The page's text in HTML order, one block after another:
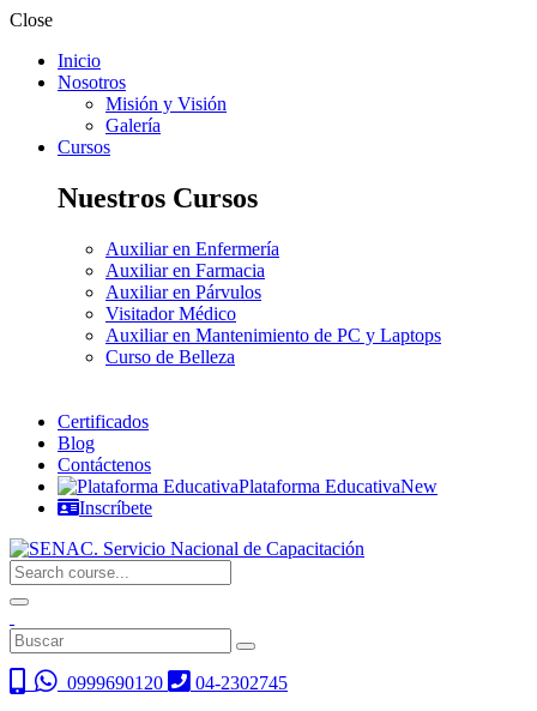
Close
Inicio
Nosotros
Misión y Visión
Galería
Cursos
Nuestros Cursos
Auxiliar en Enfermería
Auxiliar en Farmacia
Auxiliar en Párvulos
Visitador Médico
Auxiliar en Mantenimiento de PC y Laptops
Curso de Belleza
Certificados
Blog
Contáctenos
Plataforma EducativaNew
Inscríbete
0999690120
04-2302745